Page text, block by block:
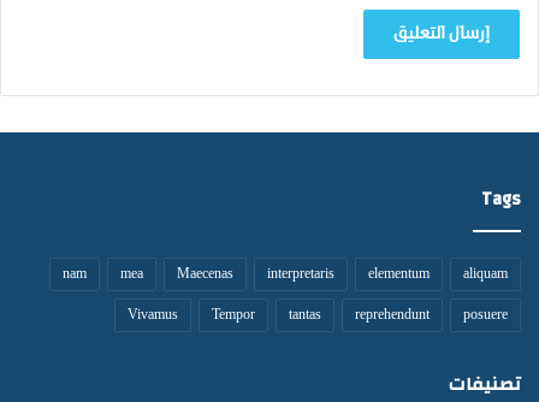
Tags
aliquam
elementum
interpretaris
Maecenas
mea
nam
posuere
reprehendunt
tantas
Tempor
Vivamus
تصنيفات